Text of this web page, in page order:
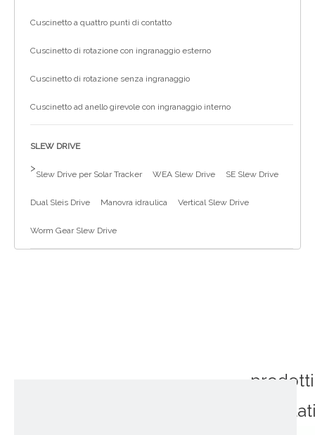
Cuscinetto a quattro punti di contatto
Cuscinetto di rotazione con ingranaggio esterno
Cuscinetto di rotazione senza ingranaggio
Cuscinetto ad anello girevole con ingranaggio interno
SLEW DRIVE
>
Slew Drive per Solar Tracker WEA Slew Drive SE Slew Drive
Dual Sleis Drive Manovra idraulica Vertical Slew Drive
Worm Gear Slew Drive
prodotti
correlati